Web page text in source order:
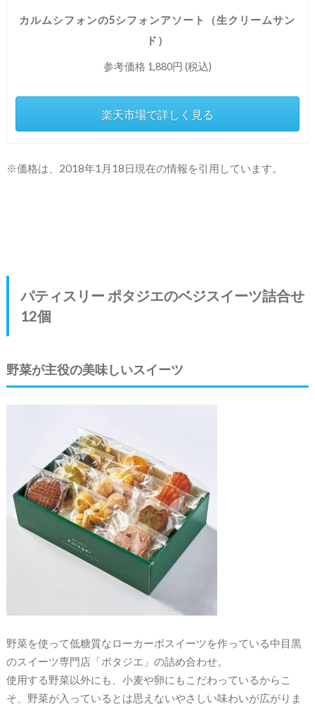
カルムシフォンの5シフォンアソート（生クリームサン
ド）
参考価格 1,880円 (税込)
楽天市場で詳しく見る
※価格は、2018年1月18日現在の情報を引用しています。
パティスリー ポタジエのベジスイーツ詰合せ
12個
野菜が主役の美味しいスイーツ
野菜を使って低糖質なローカーボスイーツを作っている中目黒
のスイーツ専門店「ポタジエ」の詰め合わせ。
使用する野菜以外にも、小麦や卵にもこだわっているからこ
そ、野菜が入っているとは思えないやさしい味わいが広がりま